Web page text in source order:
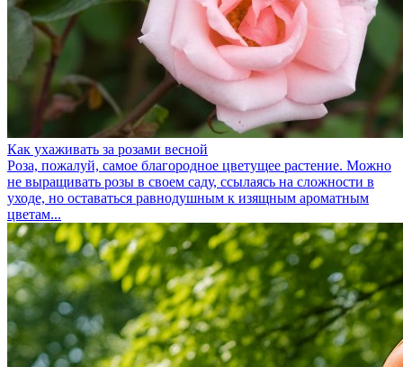
Как ухаживать за розами весной
Роза, пожалуй, самое благородное цветущее растение. Можно
не выращивать розы в своем саду, ссылаясь на сложности в
уходе, но оставаться равнодушным к изящным ароматным
цветам...